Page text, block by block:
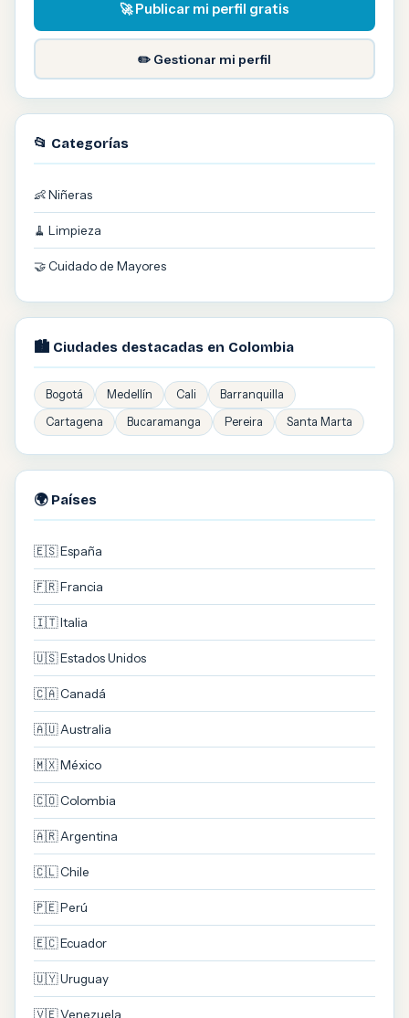
🚀 Publicar mi perfil gratis
✏️ Gestionar mi perfil
📂 Categorías
👶 Niñeras
🧹 Limpieza
🤝 Cuidado de Mayores
🏙️ Ciudades destacadas en Colombia
Bogotá Medellín Cali
Barranquilla
Cartagena
Bucaramanga Pereira Santa Marta
🌍 Países
🇪🇸 España
🇫🇷 Francia
🇮🇹 Italia
🇺🇸 Estados Unidos
🇨🇦 Canadá
🇦🇺 Australia
🇲🇽 México
🇨🇴 Colombia
🇦🇷 Argentina
🇨🇱 Chile
🇵🇪 Perú
🇪🇨 Ecuador
🇺🇾 Uruguay
🇻🇪 Venezuela